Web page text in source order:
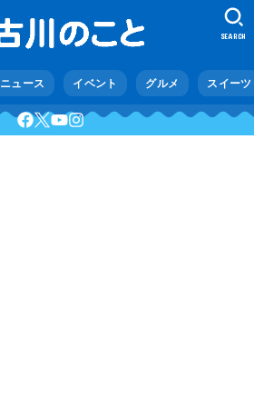
ニュース イベント グルメ スイーツ
SEARCH